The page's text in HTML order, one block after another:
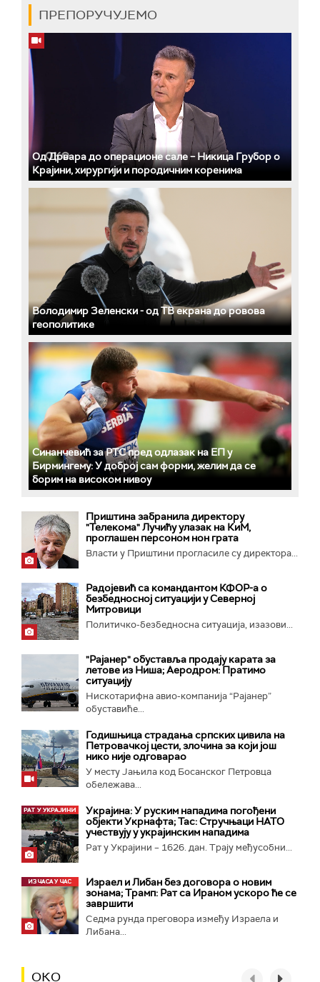
ПРЕПОРУЧУЈЕМО
Од Дрвара до операционе сале – Никица Грубор о
Крајини, хирургији и породичним коренима
Володимир Зеленски - од ТВ екрана до ровова
геополитике
Синанчевић за РТС пред одлазак на ЕП у
Бирмингему: У доброј сам форми, желим да се
борим на високом нивоу
Приштина забранила директору
"Телекома" Лучићу улазак на КиМ,
проглашен персоном нон грата
Власти у Приштини прогласиле су директора...
Радојевић са командантом КФОР-а о
безбедносној ситуацији у Северној
Митровици
Политичко-безбедносна ситуација, изазови...
"Рајанер" обуставља продају карата за
летове из Ниша; Аеродром: Пратимо
ситуацију
Нискотарифна авио-компанија “Рајанер”
обуставиће...
Годишњица страдања српских цивила на
Петровачкој цести, злочина за који још
нико није одговарао
У месту Јањила код Босанског Петровца
обележава...
Украјина: У руским нападима погођени
објекти Укрнафта; Тас: Стручњаци НАТО
учествују у украјинским нападима
Рат у Украјини – 1626. дан. Трају међусобни...
Израел и Либан без договора о новим
зонама; Трамп: Рат са Ираном ускоро ће се
завршити
Седма рунда преговора између Израела и
Либана...
ОКО